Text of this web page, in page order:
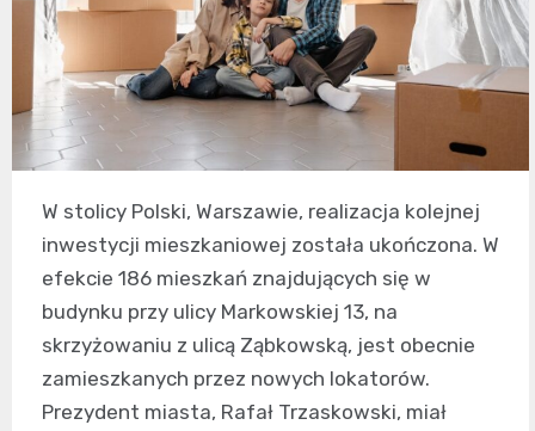
W stolicy Polski, Warszawie, realizacja kolejnej
inwestycji mieszkaniowej została ukończona. W
efekcie 186 mieszkań znajdujących się w
budynku przy ulicy Markowskiej 13, na
skrzyżowaniu z ulicą Ząbkowską, jest obecnie
zamieszkanych przez nowych lokatorów.
Prezydent miasta, Rafał Trzaskowski, miał